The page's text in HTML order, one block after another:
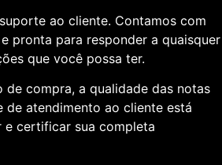
ao cliente. Contamos com
pronta para responder a quaisquer
que você possa ter.
de compra, a qualidade das notas
de atendimento ao cliente está
e certificar sua completa